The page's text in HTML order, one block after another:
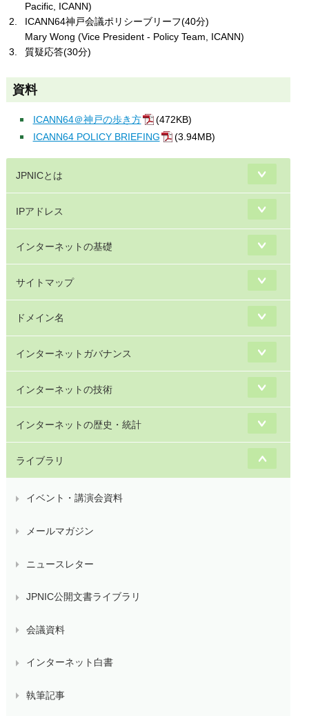
Pacific, ICANN)
ICANN64神戸会議ポリシーブリーフ(40分)
Mary Wong (Vice President - Policy Team, ICANN)
質疑応答(30分)
資料
ICANN64＠神戸の歩き方
(472KB)
ICANN64 POLICY BRIEFING
(3.94MB)
JPNICとは
IPアドレス
インターネットの基礎
サイトマップ
ドメイン名
インターネットガバナンス
インターネットの技術
インターネットの歴史・統計
ライブラリ
イベント・講演会資料
メールマガジン
ニュースレター
JPNIC公開文書ライブラリ
会議資料
インターネット白書
執筆記事